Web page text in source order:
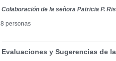
Colaboración de la señora Patricia P.
8 personas
Evaluaciones y Sugerencias de